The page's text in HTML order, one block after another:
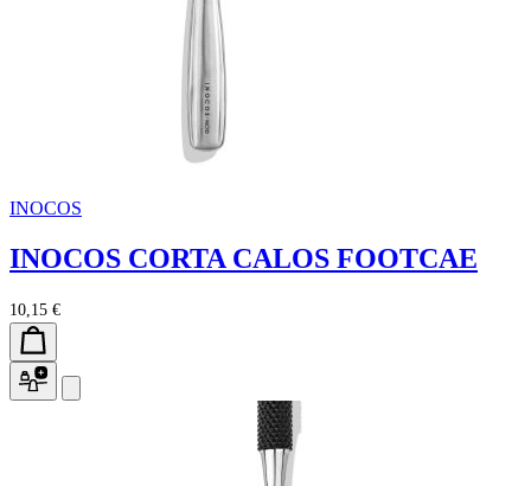
INOCOS
INOCOS CORTA CALOS FOOTCAE
10,15 €